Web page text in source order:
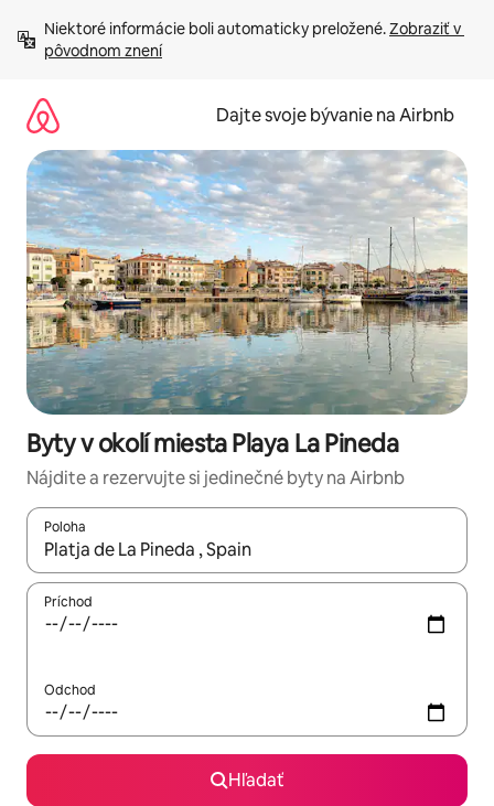
obsah.
Niektoré informácie boli automaticky preložené. Zobraziť v
pôvodnom znení
Dajte svoje bývanie na Airbnb
Byty v okolí miesta Playa La Pineda
Nájdite a rezervujte si jedinečné byty na Airbnb
Poloha
Keď budú výsledky k dispozícii, môžete si ich prechádzať
Príchod
Odchod
Hľadať